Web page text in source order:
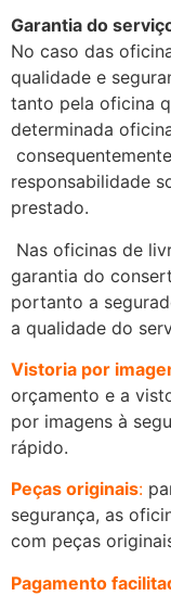
Garantia do
No caso das
qualidade e
tanto pela oficina
determinada
responsabilidade
prestado.
Nas oficinas de
garantia do
portanto a
a qualidade do
Vistoria por
orçamento e a
por imagens à
rápido.
Peças originais:
segurança, as
com peças
Pagamento